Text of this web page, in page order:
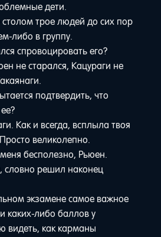
дети.
трое людей до сих пор
либо в группу.
спровоцировать его?
не старался, Кацураги не
подтвердить, что
Как и всегда, всплыла твоя
великолепно.
бесполезно, Рьюен.
словно решил наконец
экзамене самое важное
каких-либо баллов у
видеть, как карманы